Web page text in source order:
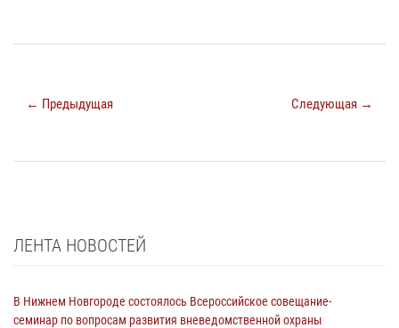
← Предыдущая Следующая →
ЛЕНТА НОВОСТЕЙ
В Нижнем Новгороде состоялось Всероссийское совещание-
семинар по вопросам развития вневедомственной охраны